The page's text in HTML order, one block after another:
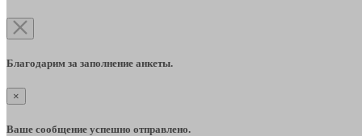
Благодарим за заполнение анкеты.
×
Ваше сообщение успешно отправлено.